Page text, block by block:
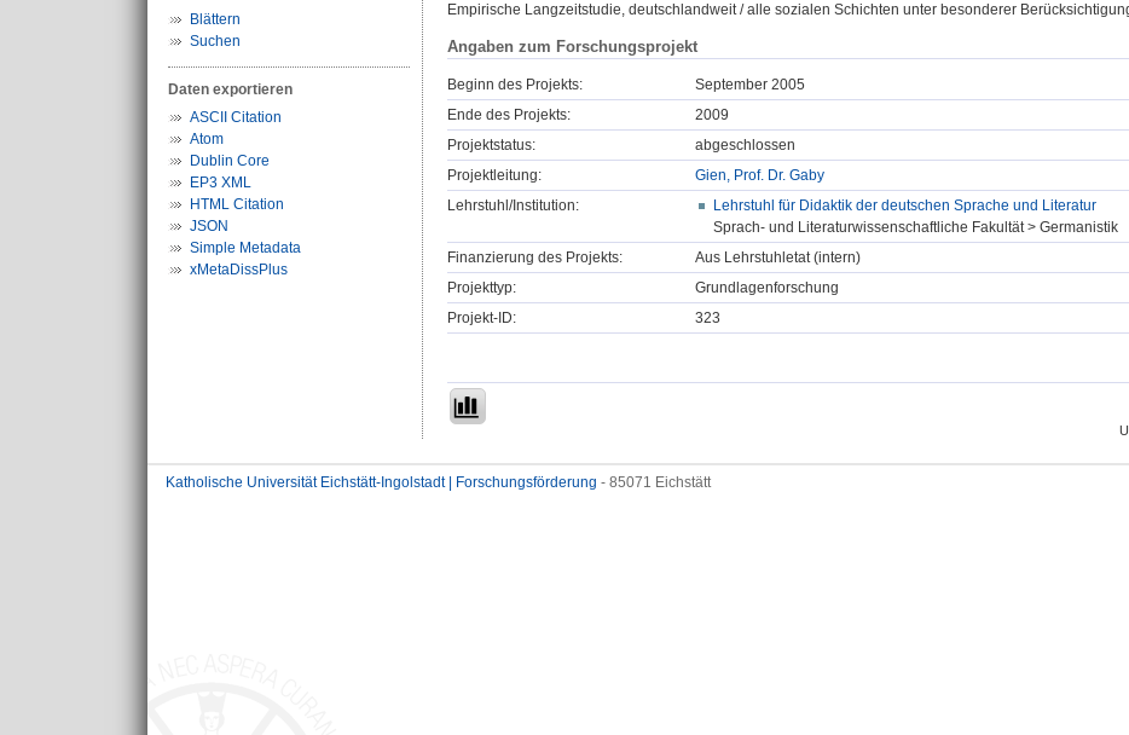
Blättern
Suchen
Daten exportieren
ASCII Citation
Atom
Dublin Core
EP3 XML
HTML Citation
JSON
Simple Metadata
xMetaDissPlus
Empirische Langzeitstudie, deutschlandweit / alle sozialen Schichten unter besonderer
Angaben zum Forschungsprojekt
Beginn des Projekts:
September 2005
Ende des Projekts:
2009
Projektstatus:
abgeschlossen
Projektleitung:
Gien, Prof. Dr. Gaby
Lehrstuhl/Institution:
Lehrstuhl für Didaktik der deutschen Sprache und Literatur
Sprach- und Literaturwissenschaftliche Fakultät > Germanistik
Finanzierung des Projekts:
Aus Lehrstuhletat (intern)
Projekttyp:
Grundlagenforschung
Projekt-ID:
323
Katholische Universität Eichstätt-Ingolstadt | Forschungsförderung - 85071 Eichstätt